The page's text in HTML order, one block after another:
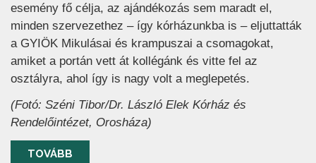
esemény fő célja, az ajándékozás sem maradt el,
minden szervezethez – így kórházunkba is – eljuttatták
a GYIÖK Mikulásai és krampuszai a csomagokat,
amiket a portán vett át kollégánk és vitte fel az
osztályra, ahol így is nagy volt a meglepetés.
(Fotó: Széni Tibor/Dr. László Elek Kórház és
Rendelőintézet, Orosháza)
TOVÁBB